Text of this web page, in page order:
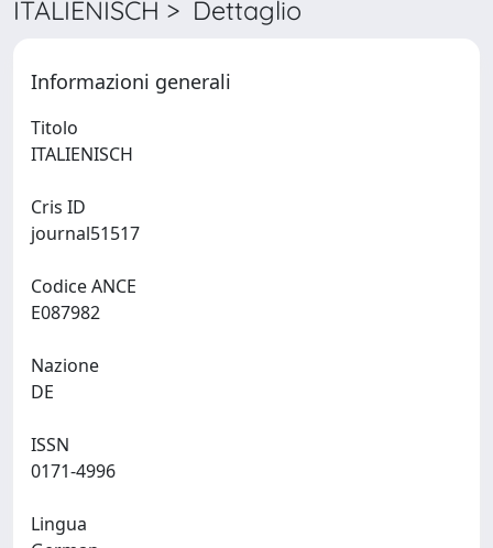
ITALIENISCH > Dettaglio
Informazioni generali
Titolo
Cris ID
Codice ANCE
Nazione
ISSN
Lingua